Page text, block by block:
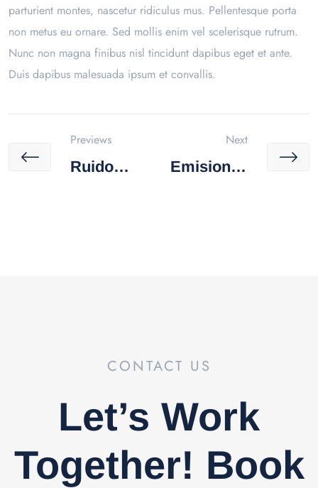
parturient montes, nascetur ridiculus mus. Pellentesque porta
non metus eu ornare. Sed mollis enim vel scelerisque rutrum.
Nunc non magna finibus nisl tincidunt dapibus eget et ante.
Duis dapibus malesuada ipsum et convallis.
Previews
Ruido
Next
Emisiones
CONTACT US
Let’s Work
Together! Book